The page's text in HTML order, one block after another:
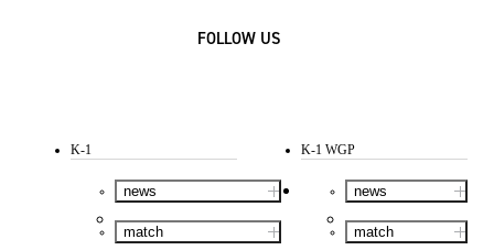
FOLLOW US
K-1
news
match
K-1 WGP
news
match